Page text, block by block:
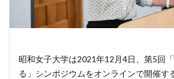
昭和女子大学は2021年12月4日、第5回
る」シンポジウムをオンラインで開催す